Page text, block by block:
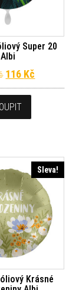
Kč.
Super 20
Albi
Původní cena
116 Kč
Sleva!
Krásné